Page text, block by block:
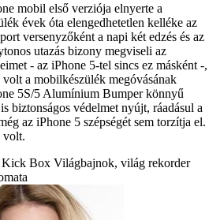
mobil első verziója elnyerte a
évek óta elengedhetetlen kelléke az
versenyzőként a napi két edzés és az
utazás bizony megviseli az
- az iPhone 5-tel sincs ez másként -,
a mobilkészülék megóvásának
5S/5 Alumínium Bumper könnyű
biztonságos védelmet nyújt, ráadásul a
az iPhone 5 szépségét sem torzítja el.
volt.
Box Világbajnok, világ rekorder